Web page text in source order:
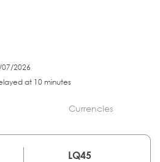
2026
at 10 minutes
Currencies
LQ45